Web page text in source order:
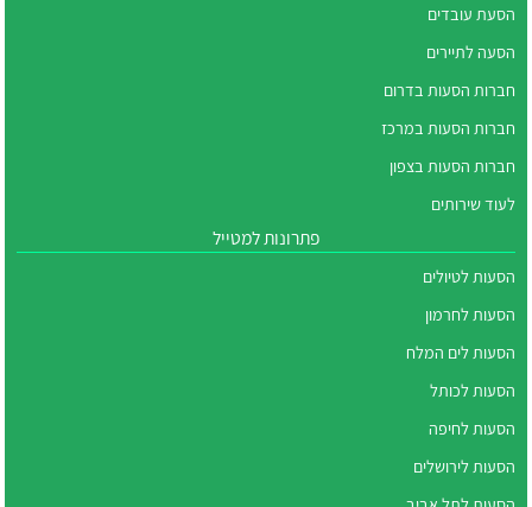
הסעת עובדים
הסעה לתיירים
חברות הסעות בדרום
חברות הסעות במרכז
חברות הסעות בצפון
לעוד שירותים
פתרונות למטייל
הסעות לטיולים
הסעות לחרמון
הסעות לים המלח
הסעות לכותל
הסעות לחיפה
הסעות לירושלים